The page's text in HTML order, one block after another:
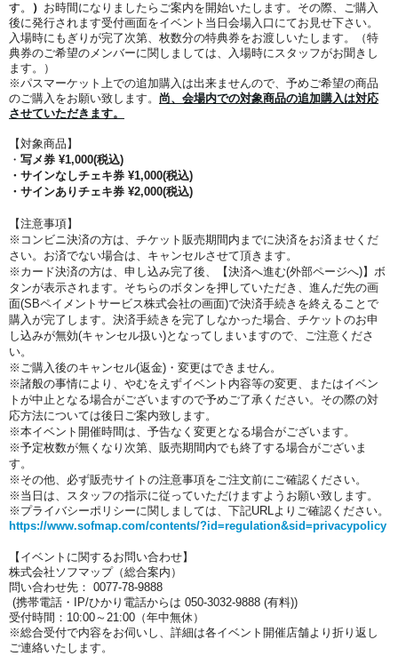
す。
） お時間になりましたらご案内を開始いたします。その際、 ご購入
後に発行されます受付画面をイベント当日会場入口にてお見せ下さい。
入場時にもぎりが完了次第、枚数分の特典券をお渡しいたします。（特
典券のご希望のメンバーに関しましては、入場時にスタッフがお聞きし
ます。）
※パスマーケット上での追加購入は出来ませんので、予めご希望の商品
のご購入をお願い致します。 尚、会場内での対象商品の追加購入は対応
させていただきます。
【対象商品】
・ 写メ券 ¥1,000(税込)
・サインなしチェキ券 ¥1,000(税込)
・サインありチェキ券 ¥2,000(税込)
【注意事項】
※コンビニ決済の方は、チケット販売期間内までに決済をお済ませくだ
さい。お済でない場合は、キャンセルさせて頂きます。
※カード決済の方は、 申し込み完了後、【決済へ進む(外部ページへ)】ボ
タンが表示されます。 そちらのボタンを押していただき、進んだ先の画
面(SBペイメントサービス株式会社の画面)で決済手続きを終えることで
購入が完了します。 決済手続きを完了しなかった場合、チケットのお申
し込みが無効(キャンセル扱い)となってしまいますので、ご注意くださ
い。
※ご購入後のキャンセル(返金)・変更はできません。
※諸般の事情により、やむをえずイベント内容等の変更、またはイベン
トが中止となる場合がございますので予めご了承ください。その際の対
応方法については後日ご案内致します。
※本イベント開催時間は、予告なく変更となる場合がございます。
※予定枚数が無くなり次第、販売期間内でも終了する場合がございま
す。
※その他、必ず販売サイトの注意事項をご注文前にご確認ください。
※当日は、スタッフの指示に従っていただけますようお願い致します。
※プライバシーポリシーに関しましては、下記URLよりご確認ください。
https://www.sofmap.com/contents/?id=regulation&sid=privacypolicy
【イベントに関するお問い合わせ】
株式会社ソフマップ（総合案内）
問い合わせ先： 0077-78-9888
(携帯電話・IP/ひかり電話からは 050-3032-9888 (有料))
受付時間：10:00～21:00（年中無休）
※総合受付で内容をお伺いし、詳細は各イベント開催店舗より折り返し
ご連絡いたします。